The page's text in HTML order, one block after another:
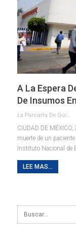
A La Espera
De Insumos
La Pancarta De Quintana Roo
CIUDAD DE
muerte de un
Instituto Nacional de
LEE MAS...